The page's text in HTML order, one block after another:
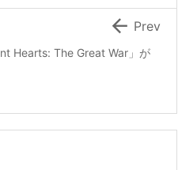
Hearts: The Great War」が
 Prev